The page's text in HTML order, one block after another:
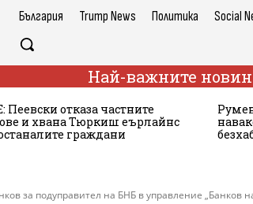
България Trump News Политика Social
Най-важните
Пеевски отказа частните
и хвана Тюркиш еърлайнс
граждани
за подуправител на БНБ в управление „Банков